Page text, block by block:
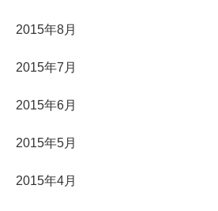
2015年8月
2015年7月
2015年6月
2015年5月
2015年4月